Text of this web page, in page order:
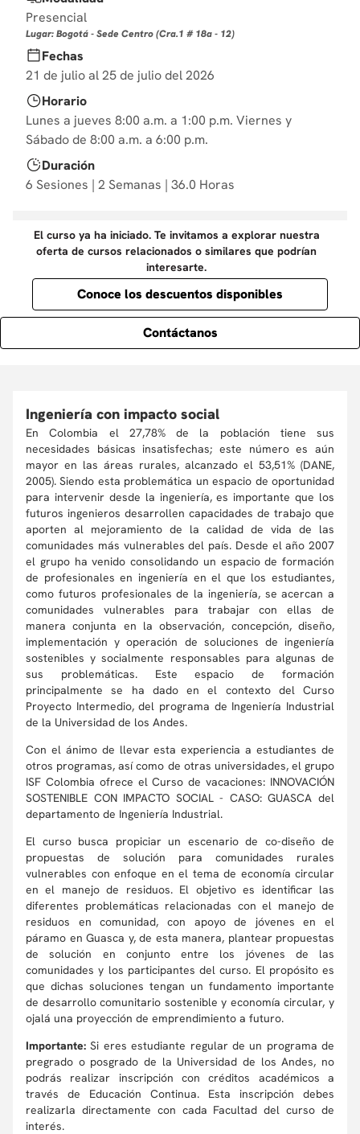
10. diseño
Presencial
Lugar: Bogotá - Sede Centro (Cra.1 # 18a - 12)
Fechas
21 de julio al 25 de julio del 2026
Horario
Lunes a jueves 8:00 a.m. a 1:00 p.m. Viernes y
Sábado de 8:00 a.m. a 6:00 p.m.
Duración
6 Sesiones | 2 Semanas | 36.0 Horas
El curso ya ha iniciado. Te invitamos a explorar nuestra
oferta de cursos relacionados o similares que podrían
interesarte.
Conoce los descuentos disponibles
Contáctanos
Ingeniería con impacto social
En Colombia el 27,78% de la población tiene sus
necesidades básicas insatisfechas; este número es aún
mayor en las áreas rurales, alcanzado el 53,51% (DANE,
2005). Siendo esta problemática un espacio de oportunidad
para intervenir desde la ingeniería, es importante que los
futuros ingenieros desarrollen capacidades de trabajo que
aporten al mejoramiento de la calidad de vida de las
comunidades más vulnerables del país. Desde el año 2007
el grupo ha venido consolidando un espacio de formación
de profesionales en ingeniería en el que los estudiantes,
como futuros profesionales de la ingeniería, se acercan a
comunidades vulnerables para trabajar con ellas de
manera conjunta en la observación, concepción, diseño,
implementación y operación de soluciones de ingeniería
sostenibles y socialmente responsables para algunas de
sus problemáticas. Este espacio de formación
principalmente se ha dado en el contexto del Curso
Proyecto Intermedio, del programa de Ingeniería Industrial
de la Universidad de los Andes.
Con el ánimo de llevar esta experiencia a estudiantes de
otros programas, así como de otras universidades, el grupo
ISF Colombia ofrece el Curso de vacaciones: INNOVACIÓN
SOSTENIBLE CON IMPACTO SOCIAL - CASO: GUASCA del
departamento de Ingeniería Industrial.
El curso busca propiciar un escenario de co-diseño de
propuestas de solución para comunidades rurales
vulnerables con enfoque en el tema de economía circular
en el manejo de residuos. El objetivo es identificar las
diferentes problemáticas relacionadas con el manejo de
residuos en comunidad, con apoyo de jóvenes en el
páramo en Guasca y, de esta manera, plantear propuestas
de solución en conjunto entre los jóvenes de las
comunidades y los participantes del curso. El propósito es
que dichas soluciones tengan un fundamento importante
de desarrollo comunitario sostenible y economía circular, y
ojalá una proyección de emprendimiento a futuro.
Importante:Si eres estudiante regular de un programa de
pregrado o posgrado de la Universidad de los Andes, no
podrás realizar inscripción con créditos académicos a
través de Educación Continua. Esta inscripción debes
realizarla directamente con cada Facultad del curso de
interés.